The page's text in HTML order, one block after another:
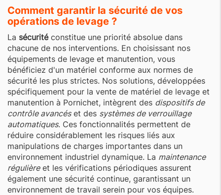
Comment garantir la sécurité de vos
opérations de levage ?
La sécuritéconstitue une priorité absolue dans
chacune de nos interventions. En choisissant nos
équipements de levage et manutention, vous
bénéficiez d'un matériel conforme aux normes de
sécurité les plus strictes. Nos solutions, développées
spécifiquement pour la vente de matériel de levage et
manutention à Pornichet, intègrent des dispositifs de
contrôle avancéset des systèmes de verrouillage
automatiques. Ces fonctionnalités permettent de
réduire considérablement les risques liés aux
manipulations de charges importantes dans un
environnement industriel dynamique. La maintenance
régulièreet les vérifications périodiques assurent
également une sécurité continue, garantissant un
environnement de travail serein pour vos équipes.